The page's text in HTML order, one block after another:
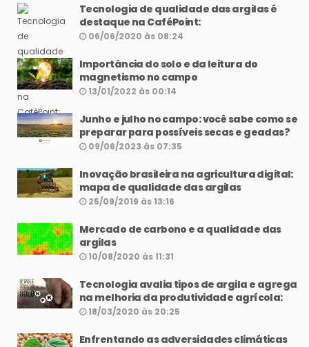
Tecnologia de qualidade das argilas é
destaque na CaféPoint:
06/06/2020 às 08:24
Importância do solo e da leitura do
magnetismo no campo
13/01/2022 às 00:14
Junho e julho no campo: você sabe como se
preparar para possíveis secas e geadas?
09/06/2023 às 07:35
Inovação brasileira na agricultura digital:
mapa de qualidade das argilas
25/09/2019 às 13:16
Mercado de carbono e a qualidade das
argilas
10/08/2020 às 11:31
Tecnologia avalia tipos de argila e agrega
na melhoria da produtividade agrícola:
18/03/2020 às 20:25
Enfrentando as adversidades climáticas